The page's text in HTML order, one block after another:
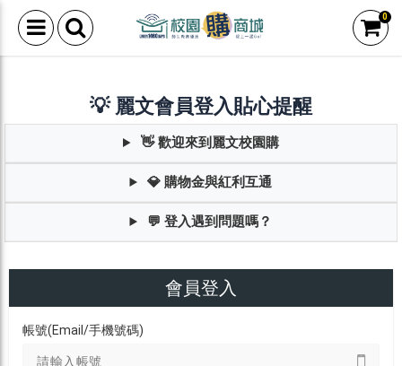
0
💡 麗文會員登入貼心提醒
👋 歡迎來到麗文校園購
💎 購物金與紅利互通
💬 登入遇到問題嗎？
會員登入
帳號(Email/手機號碼)